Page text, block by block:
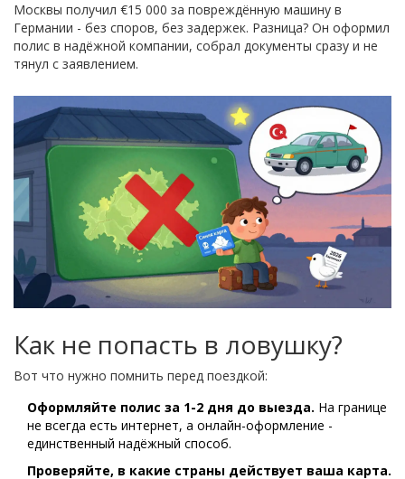
Москвы получил €15 000 за повреждённую машину в
Германии - без споров, без задержек. Разница? Он оформил
полис в надёжной компании, собрал документы сразу и не
тянул с заявлением.
Как не попасть в ловушку?
Вот что нужно помнить перед поездкой:
Оформляйте полис за 1-2 дня до выезда. На границе
не всегда есть интернет, а онлайн-оформление -
единственный надёжный способ.
Проверяйте, в какие страны действует ваша карта.